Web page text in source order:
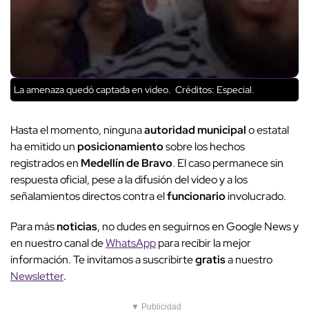
La amenaza quedó captada en video. Créditos: Especial.
Hasta el momento, ningunaautoridad municipalo estatal
ha emitido unposicionamientosobre los hechos
registrados en Medellín de Bravo. El caso permanece sin
respuesta oficial, pese a la difusión del video y a los
señalamientos directos contra elfuncionarioinvolucrado.
Para másnoticias, no dudes en seguirnos en Google News y
en nuestro canal deWhatsApppara recibir la mejor
información. Te invitamos a suscribirtegratisa nuestro
Newsletter.
▼ Publicidad